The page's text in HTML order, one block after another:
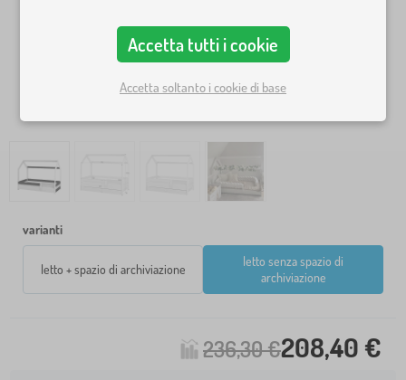
varianti
letto + spazio di archiviazione
letto senza spazio di
archiviazione
236,30 €208,40 €
Accetta tutti i cookie
Accetta soltanto i cookie di base